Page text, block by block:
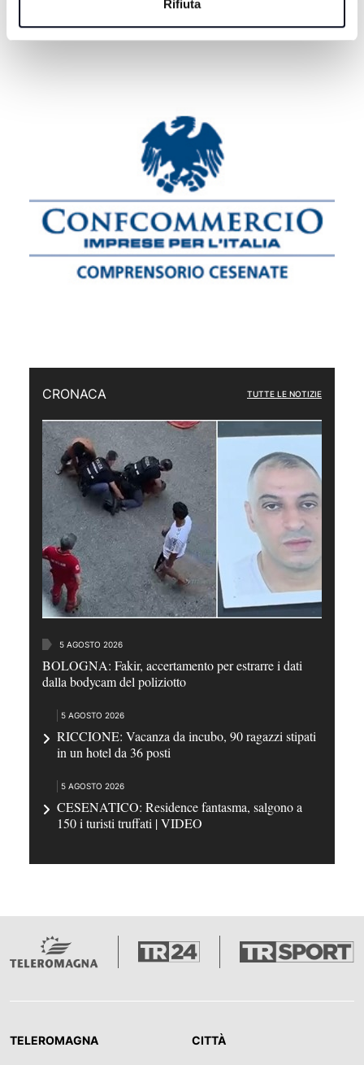
Rifiuta
CRONACA TUTTE LE NOTIZIE
5 AGOSTO 2026
BOLOGNA: Fakir, accertamento per estrarre i dati
dalla bodycam del poliziotto
5 AGOSTO 2026
RICCIONE: Vacanza da incubo, 90 ragazzi stipati
in un hotel da 36 posti
5 AGOSTO 2026
CESENATICO: Residence fantasma, salgono a
150 i turisti truffati | VIDEO
TELEROMAGNA CITTÀ